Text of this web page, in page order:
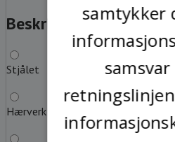
Beskriv feilen?
Stjålet
Hærverk
samtykker